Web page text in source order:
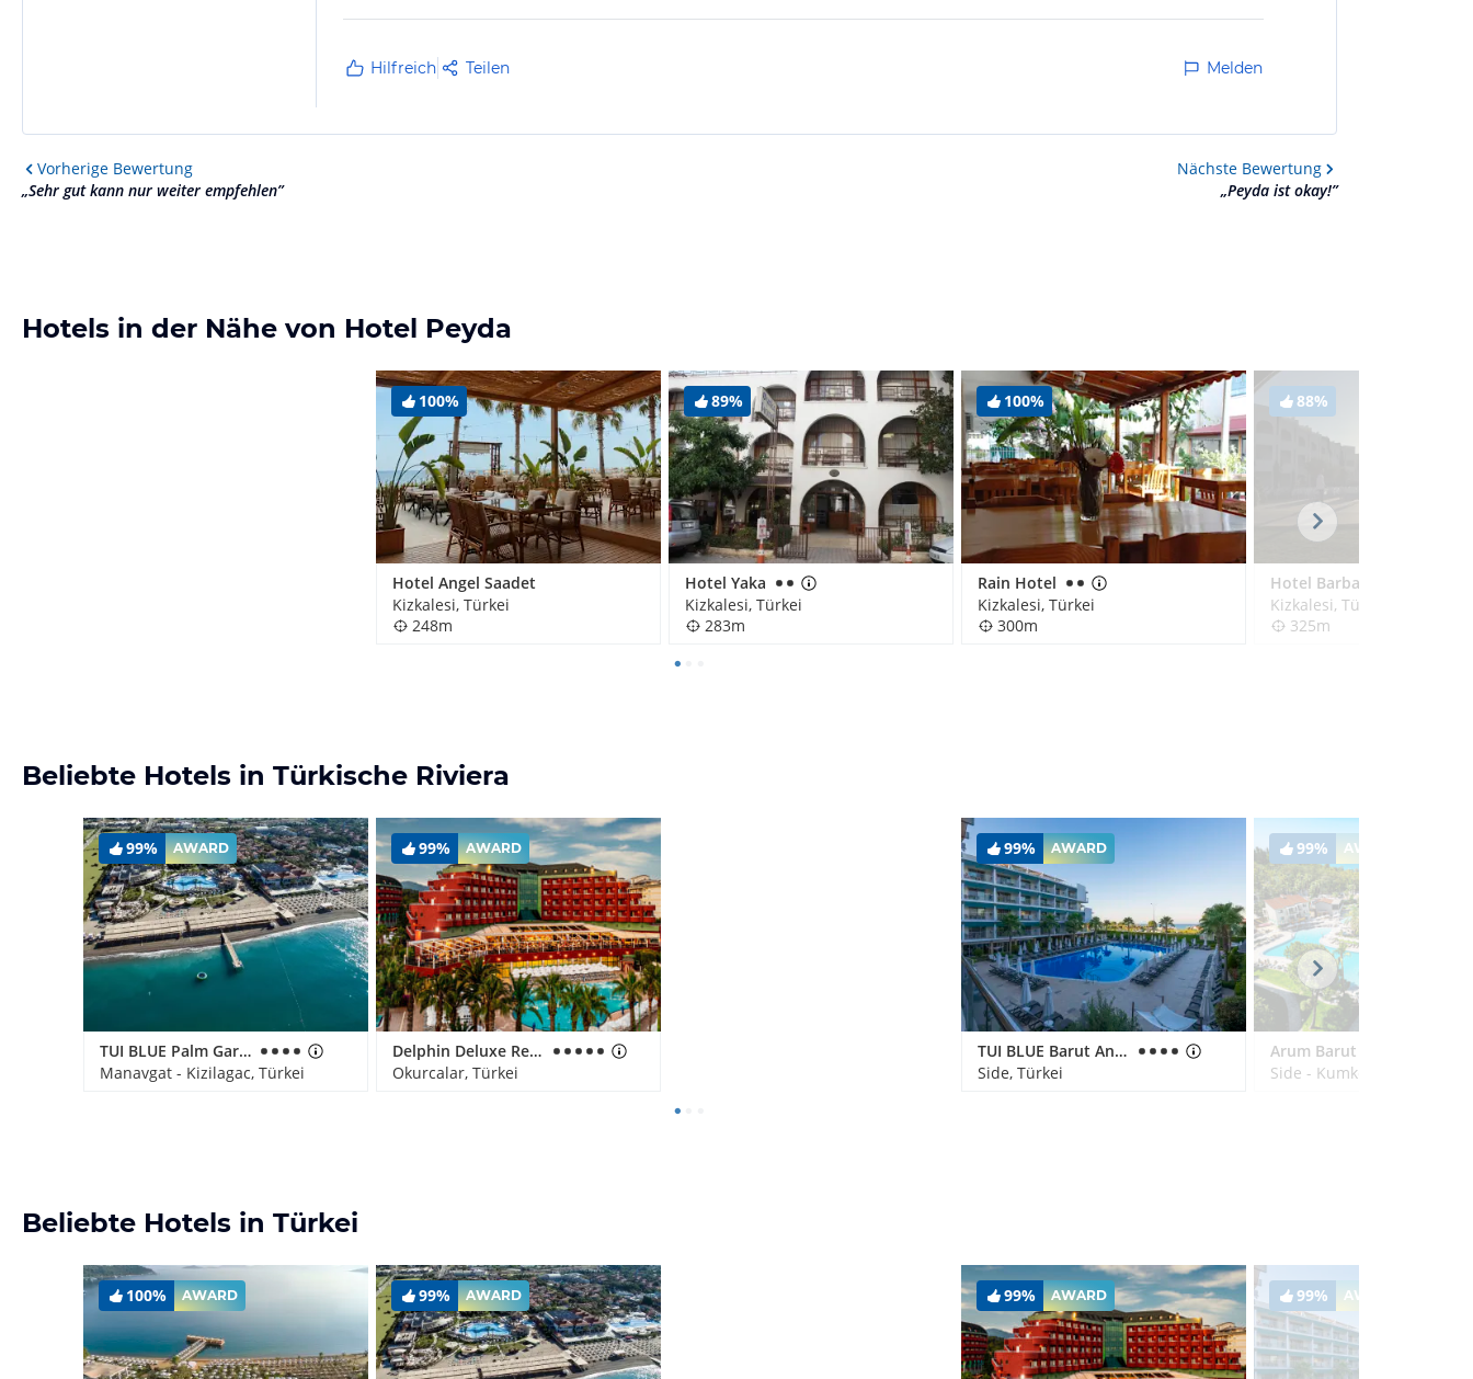
Hilfreich Teilen Melden
Vorherige Bewertung
„Sehr gut kann nur weiter empfehlen”
Nächste Bewertung
„Peyda ist okay!”
Hotels in der Nähe von Hotel Peyda
100%
Hotel Angel Saadet
Kizkalesi, Türkei
248m
89%
Hotel Yaka
Kizkalesi, Türkei
283m
100%
Rain Hotel
Kizkalesi, Türkei
300m
88%
Hotel Barbarossa
Kizkalesi, Türkei
325m
Beliebte Hotels in Türkische Riviera
99% AWARD
TUI BLUE Palm Garden
Manavgat - Kizilagac, Türkei
99% AWARD
Delphin Deluxe Resort
Okurcalar, Türkei
99% AWARD
TUI BLUE Barut Andız - All Inclusive - Adults Only
Side, Türkei
99% AWARD
Side - Kumköy, Türkei
Beliebte Hotels in Türkei
100% AWARD 99% AWARD 99% AWARD 99% AWARD